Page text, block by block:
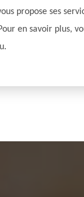
propose ses
en savoir plus,